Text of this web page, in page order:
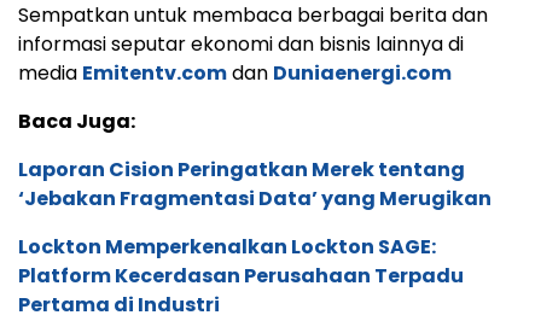
Sempatkan untuk membaca berbagai berita dan
informasi seputar ekonomi dan bisnis lainnya di
media Emitentv.comdan Duniaenergi.com
Baca Juga:
Laporan Cision Peringatkan Merek tentang
‘Jebakan Fragmentasi Data’ yang Merugikan
Lockton Memperkenalkan Lockton SAGE:
Platform Kecerdasan Perusahaan Terpadu
Pertama di Industri